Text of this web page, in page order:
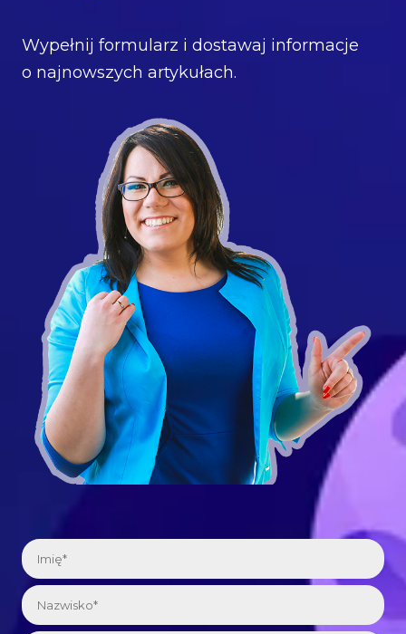
Wypełnij formularz i dostawaj informacje
o najnowszych artykułach.